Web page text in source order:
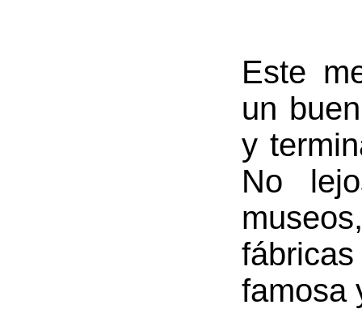
Este
un
y
No
famosa